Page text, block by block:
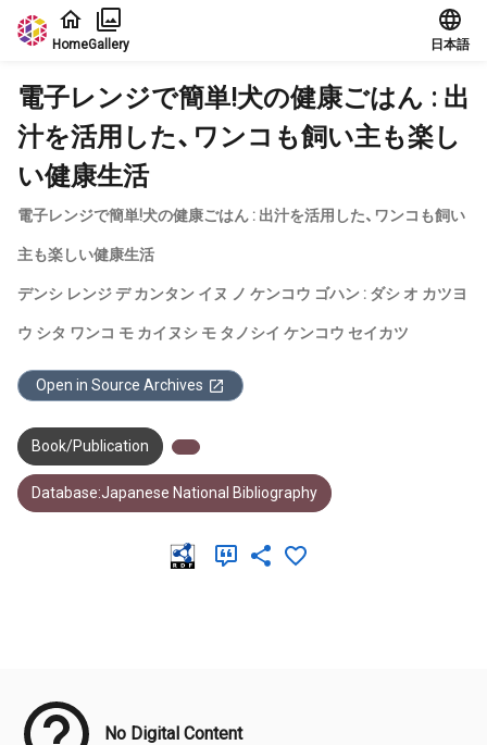
Jump to main content
HomeGallery 日本語
電子レンジで簡単!犬の健康ごはん : 出
汁を活用した、ワンコも飼い主も楽し
い健康生活
電子レンジで簡単!犬の健康ごはん : 出汁を活用した、ワンコも飼い
主も楽しい健康生活
デンシ レンジ デ カンタン イヌ ノ ケンコウ ゴハン : ダシ オ カツヨ
ウ シタ ワンコ モ カイヌシ モ タノシイ ケンコウ セイカツ
Open in Source Archives
Book/Publication
Database:Japanese National Bibliography
No Digital Content